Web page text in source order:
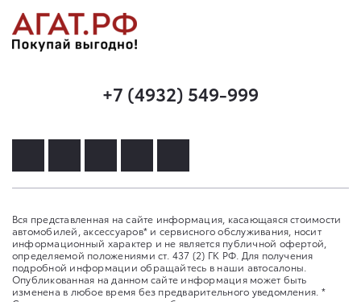
+7 (4932) 549-999
Вся представленная на сайте информация, касающаяся стоимости
автомобилей, аксессуаров* и сервисного обслуживания, носит
информационный характер и не является публичной офертой,
определяемой положениями ст. 437 (2) ГК РФ. Для получения
подробной информации обращайтесь в наши автосалоны.
Опубликованная на данном сайте информация может быть
изменена в любое время без предварительного уведомления. *